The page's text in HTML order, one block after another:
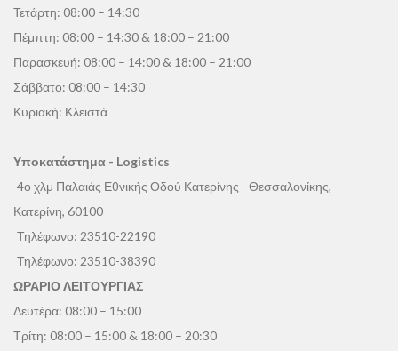
Τετάρτη: 08:00 – 14:30
Πέμπτη: 08:00 – 14:30 & 18:00 – 21:00
Παρασκευή: 08:00 – 14:00 & 18:00 – 21:00
Σάββατο: 08:00 – 14:30
Κυριακή: Κλειστά
Υποκατάστημα - Logistics
4ο χλμ Παλαιάς Εθνικής Οδού Κατερίνης - Θεσσαλονίκης,
Κατερίνη, 60100
Τηλέφωνο: 23510-22190
Τηλέφωνο: 23510-38390
ΩΡΑΡΙΟ ΛΕΙΤΟΥΡΓΙΑΣ
Δευτέρα: 08:00 – 15:00
Τρίτη: 08:00 – 15:00 & 18:00 – 20:30